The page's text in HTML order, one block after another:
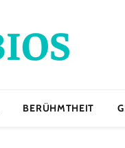
BERÜHMTHEIT